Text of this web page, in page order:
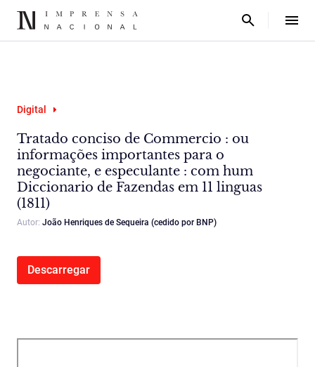
Digital
Tratado conciso de Commercio : ou
informações importantes para o
negociante, e especulante : com hum
Diccionario de Fazendas em 11 linguas
(1811)
Autor: João Henriques de Sequeira (cedido por BNP)
Descarregar